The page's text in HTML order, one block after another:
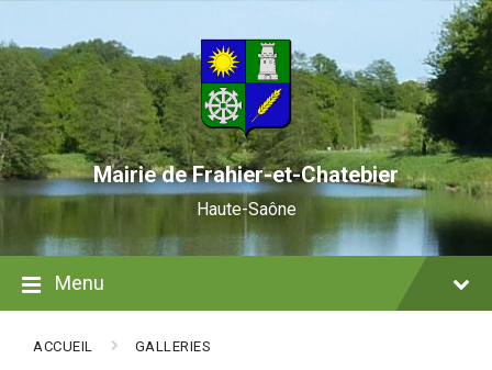
content
main
navigation
footer
Mairie de Frahier-et-Chatebier
Haute-Saône
Menu
ACCUEIL GALLERIES